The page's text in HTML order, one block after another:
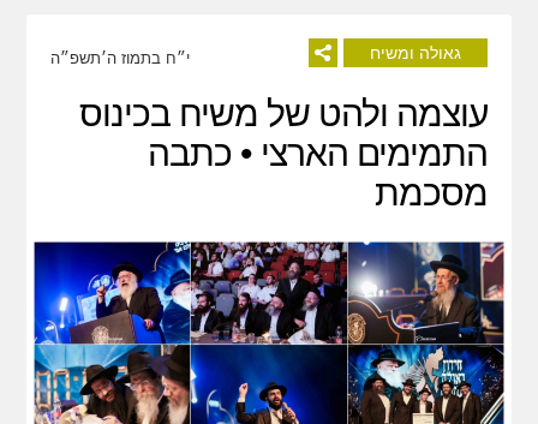
גאולה ומשיח י״ח בתמוז ה׳תשפ״ה
עוצמה ולהט של משיח בכינוס
התמימים הארצי • כתבה
מסכמת